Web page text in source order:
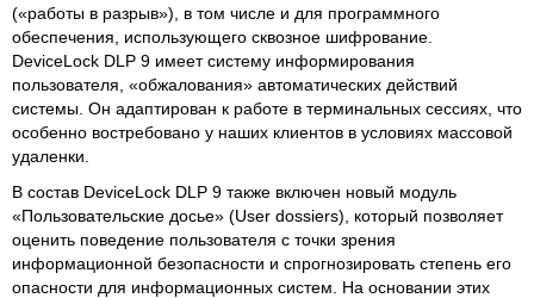
(«работы в разрыв»), в том числе и для программного
обеспечения, использующего сквозное шифрование.
DeviceLock DLP 9 имеет систему информирования
пользователя, «обжалования» автоматических действий
системы. Он адаптирован к работе в терминальных сессиях, что
особенно востребовано у наших клиентов в условиях массовой
удаленки.
В состав DeviceLock DLP 9 также включен новый модуль
«Пользовательские досье» (User dossiers), который позволяет
оценить поведение пользователя с точки зрения
информационной безопасности и спрогнозировать степень его
опасности для информационных систем. На основании этих